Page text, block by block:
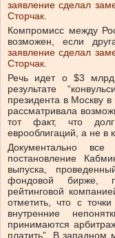
заявление сделал
Сторчак.
Компромисс между
возможен, если
заявление сделал
Сторчак.
Речь идет о $3
результате
президента в Москву
рассматривала
тот факт, что
еврооблигаций, а не в
Документально
постановление
выпуска,
фондовой бирже,
рейтинговой
отметить, что с
внутренние
принимаются
платить”. В западном